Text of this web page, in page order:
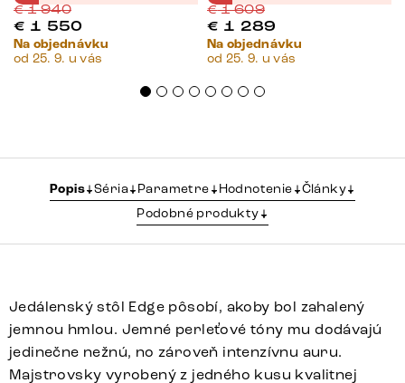
€1 940
€ 1 550
Na objednávku
od 25. 9. u vás
€1 609
€ 1 289
Na objednávku
od 25. 9. u vás
Popis Séria Parametre Hodnotenie
Články
Podobné produkty
Jedálenský stôl Edge pôsobí, akoby bol zahalený
jemnou hmlou. Jemné perleťové tóny mu dodávajú
jedinečne nežnú, no zároveň intenzívnu auru.
Majstrovsky vyrobený z jedného kusu kvalitnej